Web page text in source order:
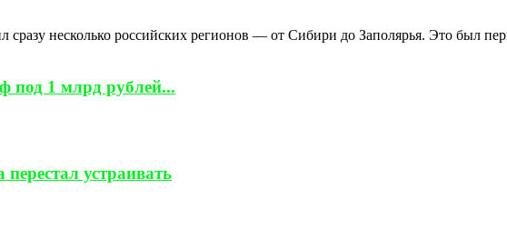
несколько российских регионов — от Сибири до Заполярья. Это был
под 1 млрд рублей...
устраивать